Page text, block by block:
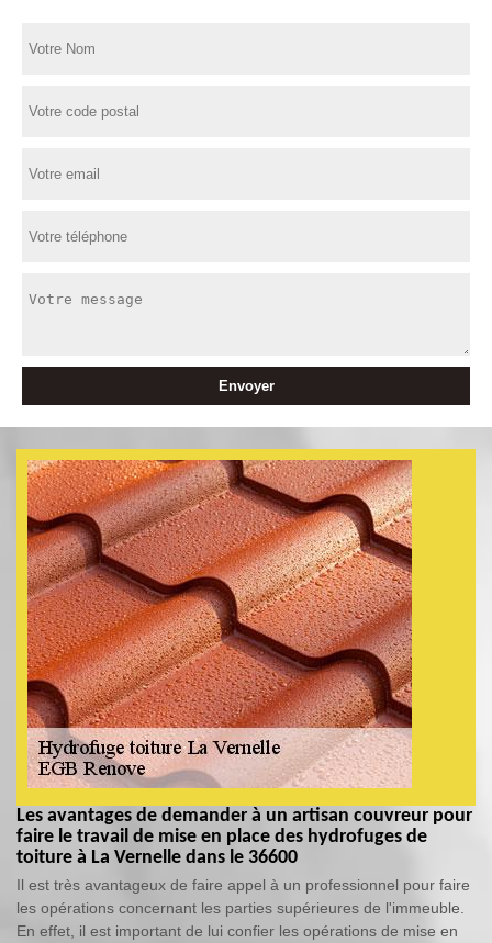
Les avantages de demander à un artisan couvreur pour
faire le travail de mise en place des hydrofuges de
toiture à La Vernelle dans le 36600
Il est très avantageux de faire appel à un professionnel pour faire
les opérations concernant les parties supérieures de l'immeuble.
En effet, il est important de lui confier les opérations de mise en